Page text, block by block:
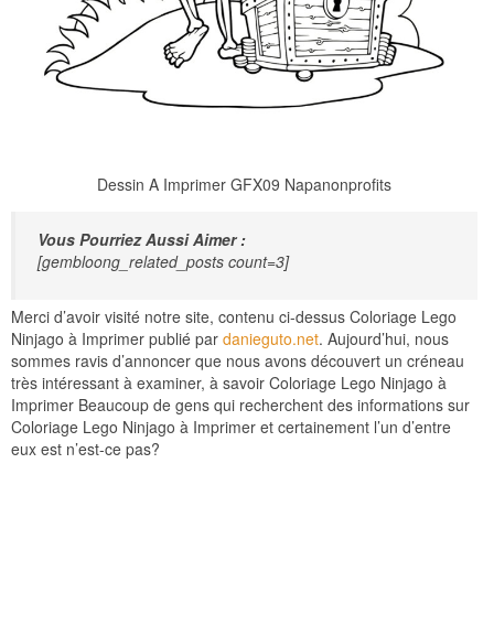
Dessin A Imprimer GFX09 Napanonprofits
Vous Pourriez Aussi Aimer :
[gembloong_related_posts count=3]
Merci d’avoir visité notre site, contenu ci-dessus Coloriage Lego
Ninjago à Imprimer publié par danieguto.net. Aujourd’hui, nous
sommes ravis d’annoncer que nous avons découvert un créneau
très intéressant à examiner, à savoir Coloriage Lego Ninjago à
Imprimer Beaucoup de gens qui recherchent des informations sur
Coloriage Lego Ninjago à Imprimer et certainement l’un d’entre
eux est n’est-ce pas?